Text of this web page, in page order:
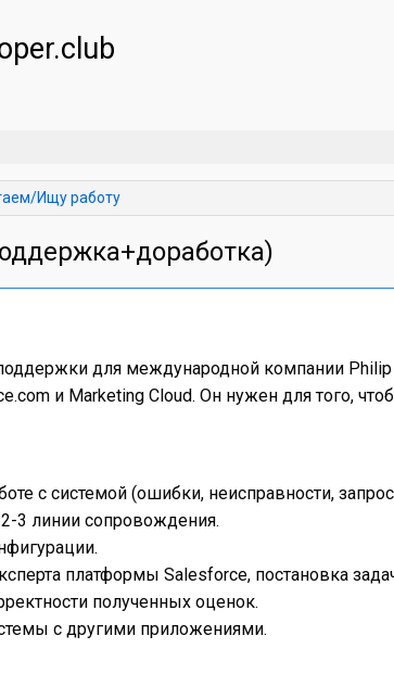
Ищу работу
для международной компании
и Marketing Cloud. Он нужен для того,
с системой (ошибки, неисправности,
3 линии сопровождения.
платформы Salesforce, постановка
полученных оценок.
с другими приложениями.